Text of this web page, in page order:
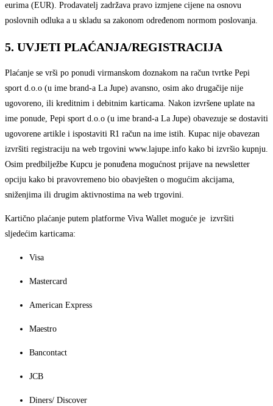
eurima (EUR). Prodavatelj zadržava pravo izmjene cijene na osnovu
poslovnih odluka a u skladu sa zakonom određenom normom poslovanja.
5. UVJETI PLAĆANJA/REGISTRACIJA
Plaćanje se vrši po ponudi virmanskom doznakom na račun tvrtke Pepi
sport d.o.o (u ime brand-a La Jupe) avansno, osim ako drugačije nije
ugovoreno, ili kreditnim i debitnim karticama. Nakon izvršene uplate na
ime ponude, Pepi sport d.o.o (u ime brand-a La Jupe) obavezuje se dostaviti
ugovorene artikle i ispostaviti R1 račun na ime istih. Kupac nije obavezan
izvršiti registraciju na web trgovini www.lajupe.info kako bi izvršio kupnju.
Osim predbilježbe Kupcu je ponuđena mogućnost prijave na newsletter
opciju kako bi pravovremeno bio obavješten o mogućim akcijama,
sniženjima ili drugim aktivnostima na web trgovini.
Kartično plaćanje putem platforme Viva Wallet moguće je izvršiti
sljedećim karticama:
Visa
Mastercard
American Express
Maestro
Bancontact
JCB
Diners/ Discover